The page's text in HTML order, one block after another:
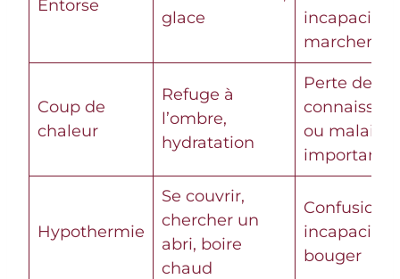
Entorse
glace
incapacité
marcher
Coup de
chaleur
Refuge à
l’ombre,
hydratation
Perte de
ou malaise
important
Hypothermie
Se couvrir,
chercher un
abri, boire
chaud
Confusion
incapacité
bouger